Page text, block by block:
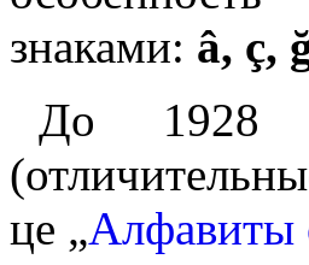
знаками: â, ç,
До 1928
це „Алфавиты